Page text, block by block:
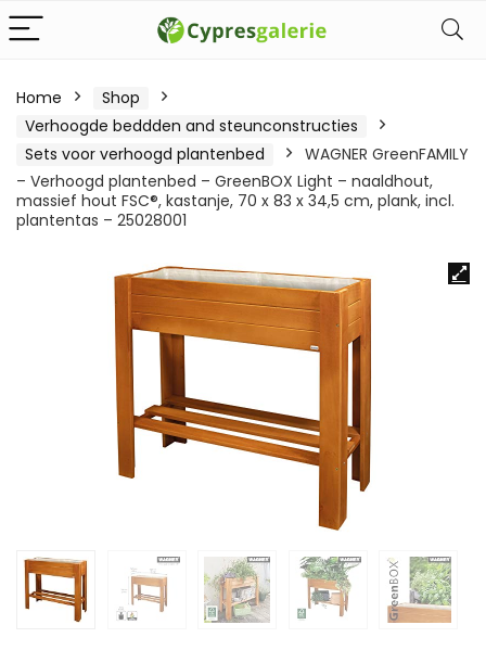
Home
Shop
Verhoogde beddden and steunconstructies
Sets voor verhoogd plantenbed
WAGNER GreenFAMILY
– Verhoogd plantenbed – GreenBOX Light – naaldhout,
massief hout FSC®, kastanje, 70 x 83 x 34,5 cm, plank, incl.
plantentas – 25028001